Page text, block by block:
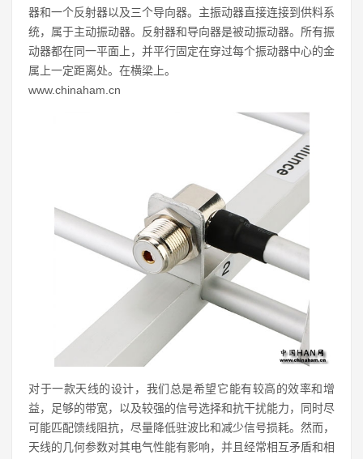
器和一个反射器以及三个导向器。主振动器直接连接到供料系
统，属于主动振动器。反射器和导向器是被动振动器。所有振
动器都在同一平面上，并平行固定在穿过每个振动器中心的金
属上一定距离处。在横梁上。
www.chinaham.cn
对于一款天线的设计，我们总是希望它能有较高的效率和增
益，足够的带宽，以及较强的信号选择和抗干扰能力，同时尽
可能匹配馈线阻抗，尽量降低驻波比和减少信号损耗。然而，
天线的几何参数对其电气性能有影响，并且经常相互矛盾和相